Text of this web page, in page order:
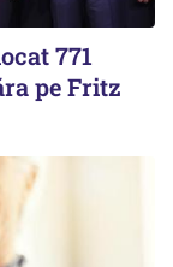
771
pe Fritz